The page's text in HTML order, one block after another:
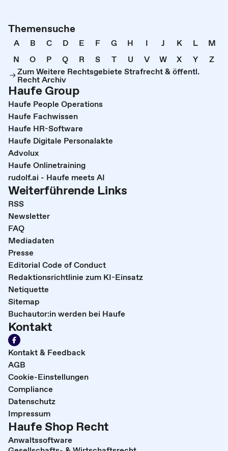
Themensuche
A B C D E F G H I J K L
M
N
O P Q R S T U V W X Y
Z
Zum Weitere Rechtsgebiete Strafrecht & öffentl.
Recht Archiv
Haufe Group
Haufe People Operations
Haufe Fachwissen
Haufe HR-Software
Haufe Digitale Personalakte
Advolux
Haufe Onlinetraining
rudolf.ai - Haufe meets AI
Weiterführende Links
RSS
Newsletter
FAQ
Mediadaten
Presse
Editorial Code of Conduct
Redaktionsrichtlinie zum KI-Einsatz
Netiquette
Sitemap
Buchautor:in werden bei Haufe
Kontakt
Kontakt & Feedback
AGB
Cookie-Einstellungen
Compliance
Datenschutz
Impressum
Haufe Shop Recht
Anwaltssoftware